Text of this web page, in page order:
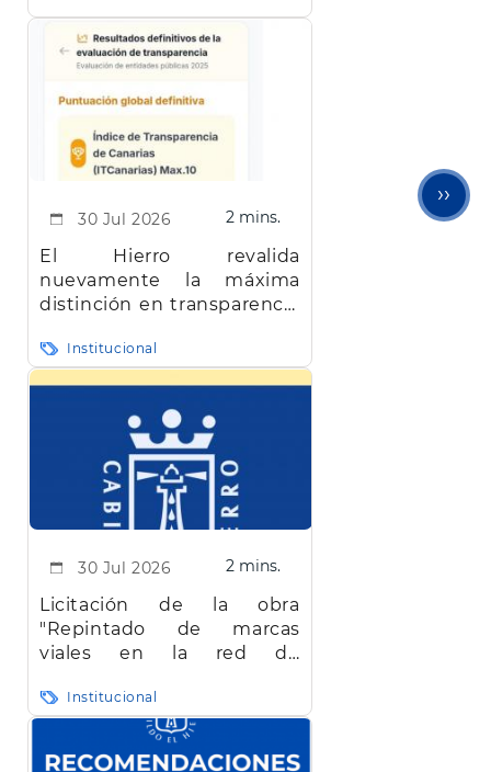
30 Jul 2026 2 mins.
El Hierro revalida
nuevamente la máxima
distinción en transparencia
Institucional
30 Jul 2026 2 mins.
Licitación de la obra
"Repintado de marcas
viales en la red de
Hierro"
Institucional
››